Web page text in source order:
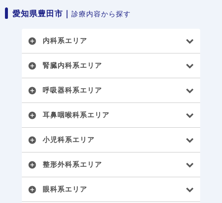
愛知県豊田市｜ 診療内容から探す
add_circle 内科系エリア
add_circle 腎臓内科系エリア
add_circle 呼吸器科系エリア
add_circle 耳鼻咽喉科系エリア
add_circle 小児科系エリア
add_circle 整形外科系エリア
add_circle 眼科系エリア